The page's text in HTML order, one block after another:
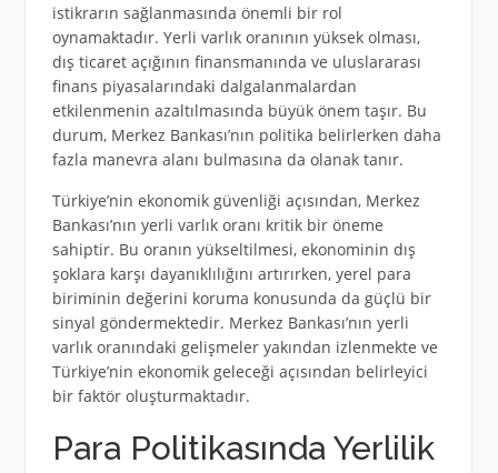
istikrarın sağlanmasında önemli bir rol
oynamaktadır. Yerli varlık oranının yüksek olması,
dış ticaret açığının finansmanında ve uluslararası
finans piyasalarındaki dalgalanmalardan
etkilenmenin azaltılmasında büyük önem taşır. Bu
durum, Merkez Bankası’nın politika belirlerken daha
fazla manevra alanı bulmasına da olanak tanır.
Türkiye’nin ekonomik güvenliği açısından, Merkez
Bankası’nın yerli varlık oranı kritik bir öneme
sahiptir. Bu oranın yükseltilmesi, ekonominin dış
şoklara karşı dayanıklılığını artırırken, yerel para
biriminin değerini koruma konusunda da güçlü bir
sinyal göndermektedir. Merkez Bankası’nın yerli
varlık oranındaki gelişmeler yakından izlenmekte ve
Türkiye’nin ekonomik geleceği açısından belirleyici
bir faktör oluşturmaktadır.
Para Politikasında Yerlilik